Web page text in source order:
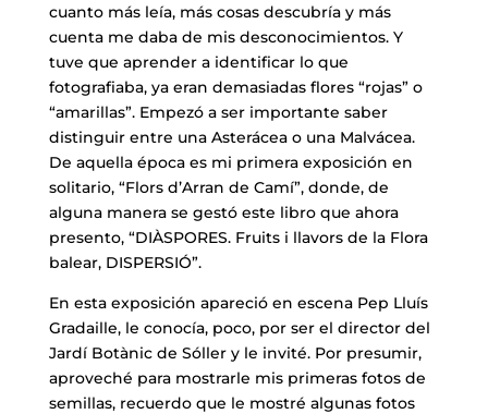
cuanto más leía, más cosas descubría y más
cuenta me daba de mis desconocimientos. Y
tuve que aprender a identificar lo que
fotografiaba, ya eran demasiadas flores “rojas” o
“amarillas”. Empezó a ser importante saber
distinguir entre una Asterácea o una Malvácea.
De aquella época es mi primera exposición en
solitario, “Flors d’Arran de Camí”, donde, de
alguna manera se gestó este libro que ahora
presento, “DIÀSPORES. Fruits i llavors de la Flora
balear, DISPERSIÓ”.
En esta exposición apareció en escena Pep Lluís
Gradaille, le conocía, poco, por ser el director del
Jardí Botànic de Sóller y le invité. Por presumir,
aproveché para mostrarle mis primeras fotos de
semillas, recuerdo que le mostré algunas fotos